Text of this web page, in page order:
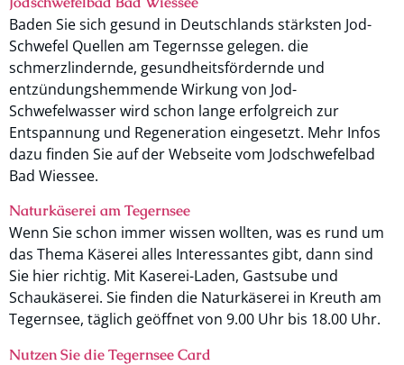
Baden Sie sich gesund in Deutschlands stärksten Jod-
Schwefel Quellen am Tegernsse gelegen. die
schmerzlindernde, gesundheitsfördernde und
entzündungshemmende Wirkung von Jod-
Schwefelwasser wird schon lange erfolgreich zur
Entspannung und Regeneration eingesetzt. Mehr Infos
dazu finden Sie auf der Webseite vom Jodschwefelbad
Bad Wiessee.
Naturkäserei am Tegernsee
Wenn Sie schon immer wissen wollten, was es rund um
das Thema Käserei alles Interessantes gibt, dann sind
Sie hier richtig. Mit Kaserei-Laden, Gastsube und
Schaukäserei. Sie finden die Naturkäserei in Kreuth am
Tegernsee, täglich geöffnet von 9.00 Uhr bis 18.00 Uhr.
Nutzen Sie die Tegernsee Card